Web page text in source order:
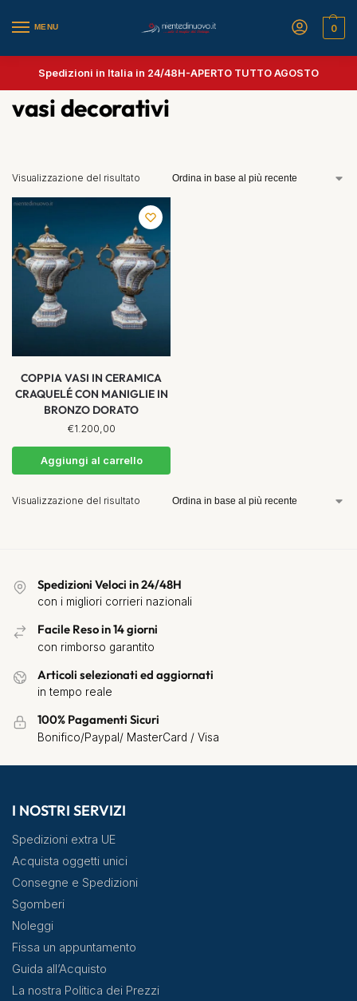
MENU 0
Spedizioni in Italia in 24/48H-APERTO TUTTO AGOSTO
vasi decorativi
Visualizzazione del risultato
COPPIA VASI IN CERAMICA
CRAQUELÉ CON MANIGLIE IN
BRONZO DORATO
€1.200,00
Aggiungi al carrello
Visualizzazione del risultato
Spedizioni Veloci in 24/48H
con i migliori corrieri nazionali
Facile Reso in 14 giorni
con rimborso garantito
Articoli selezionati ed aggiornati
in tempo reale
100% Pagamenti Sicuri
Bonifico/Paypal/ MasterCard / Visa
I NOSTRI SERVIZI
Spedizioni extra UE
Acquista oggetti unici
Consegne e Spedizioni
Sgomberi
Noleggi
Fissa un appuntamento
Guida all’Acquisto
La nostra Politica dei Prezzi